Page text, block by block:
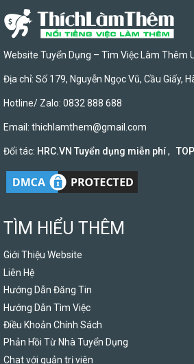
Website Tuyển Dụng – Tìm Việc Làm Thêm
Địa chỉ: Số 179, Nguyễn Ngọc Vũ, Cầu Giấy,
Hotline/ Zalo: 0832 888 688
Email: thichlamthem@gmail.com
Đối tác: HRC.VN Tuyển dụng miễn phí,
TÌM HIỂU THÊM
Giới Thiệu Website
Liên Hệ
Hướng Dẫn Đăng Tin
Hướng Dẫn Tìm Việc
Điều Khoản Chính Sách
Phản Hồi Từ Nhà Tuyển Dụng
Chat với quản trị viên